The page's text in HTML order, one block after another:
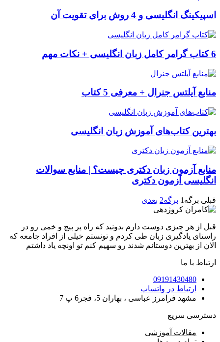
اسپیکینگ انگلیسی و 4 روش برای تقویت آن
6 کتاب گرامر کامل زبان انگلیسی + نکات مهم
منابع آیلتس جنرال + معرفی 5 کتاب
بهترین کتاب‌های آموزش زبان انگلیسی
منابع آزمون زبان دکتری چیست؟ | منابع سوالات
انگلیسی آزمون دکتری
قبلی برگه 1 برگه2 بعدی
قبل از هر چیزی دوست دارم بدونید که راه پر پیچ و خمی رو در
راستای یادگیری زبان طی کردم و تونستم خیلی از افراد جامعه که
الان از بهترین دوستانم شدند رو سهیم کنم تو اونچه یاد داشتم
ارتباط با ما
09191430480
ارتباط در واتساپ
مشهد فرامرز عباسی ، بهاران 5، فجر6 پ 7
دسترسی سریع
مقالات آموزشی